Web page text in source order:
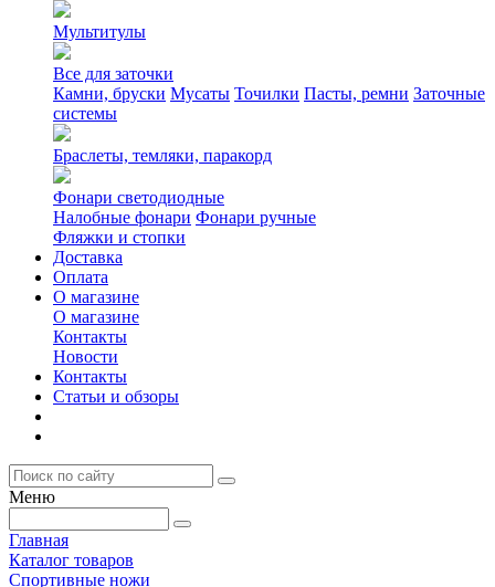
Мультитулы
Все для заточки
Камни, бруски Мусаты Точилки Пасты, ремни Заточные
системы
Браслеты, темляки, паракорд
Фонари светодиодные
Налобные фонари Фонари ручные
Фляжки и стопки
Доставка
Оплата
О магазине
О магазине
Контакты
Новости
Контакты
Статьи и обзоры
Меню
Главная
Каталог товаров
Спортивные ножи